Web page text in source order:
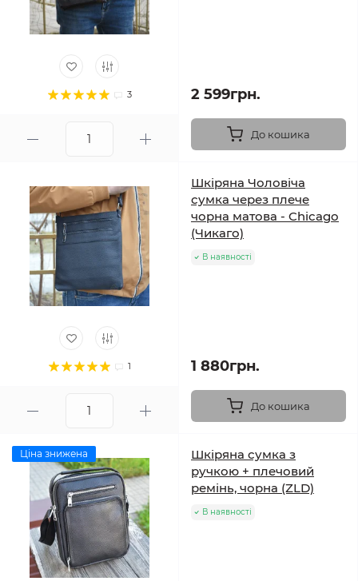
3 2 599грн.
До кошика
1
Шкіряна Чоловіча
сумка через плече
чорна матова - Chicago
(Чикаго)
В наявності
1 880грн.
До кошика
Ціна знижена
Шкіряна сумка з
ручкою + плечовий
ремінь, чорна (ZLD)
В наявності